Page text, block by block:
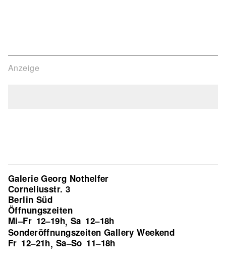
Anzeige
Galerie Georg Nothelfer
Corneliusstr. 3
Berlin Süd
Öffnungszeiten
Mi–Fr 12–19h, Sa 12–18h
Sonderöffnungszeiten Gallery Weekend
Fr 12–21h, Sa–So 11–18h